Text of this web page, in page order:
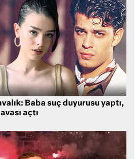
Baba suç duyurusu yaptı,
açtı